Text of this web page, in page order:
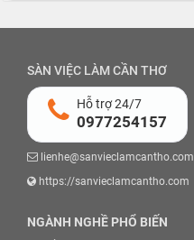
SÀN VIỆC LÀM CẦN THƠ
Hỗ trợ 24/7
0977254157
lienhe@sanvieclamcantho.com
https://sanvieclamcantho.com
NGÀNH NGHỀ PHỔ BIẾN